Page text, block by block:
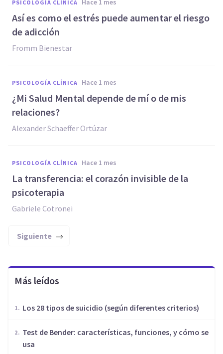
PSICOLOGÍA CLÍNICA hace 1 mes
Así es como el estrés puede aumentar el riesgo
de adicción
Fromm Bienestar
PSICOLOGÍA CLÍNICA hace 1 mes
¿Mi Salud Mental depende de mí o de mis
relaciones?
Alexander Schaeffer Ortúzar
PSICOLOGÍA CLÍNICA hace 1 mes
La transferencia: el corazón invisible de la
psicoterapia
Gabriele Cotronei
Siguiente
Más leídos
Los 28 tipos de suicidio (según diferentes criterios)
Test de Bender: características, funciones, y cómo se
usa